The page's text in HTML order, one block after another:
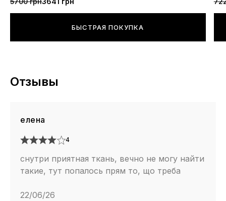
БЫСТРАЯ ПОКУПКА
Отзывы
еленa
4
снутри приятная ткань, вечно не могу найти
такие, тут попалось прям то, що треба
22/06/26